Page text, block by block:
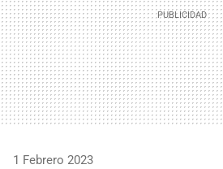
1 Febrero 2023